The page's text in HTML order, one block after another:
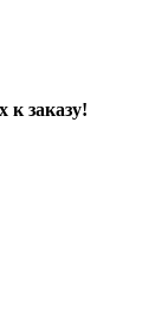
к заказу!